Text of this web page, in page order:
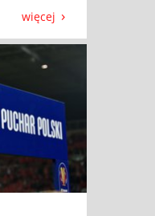
więcej